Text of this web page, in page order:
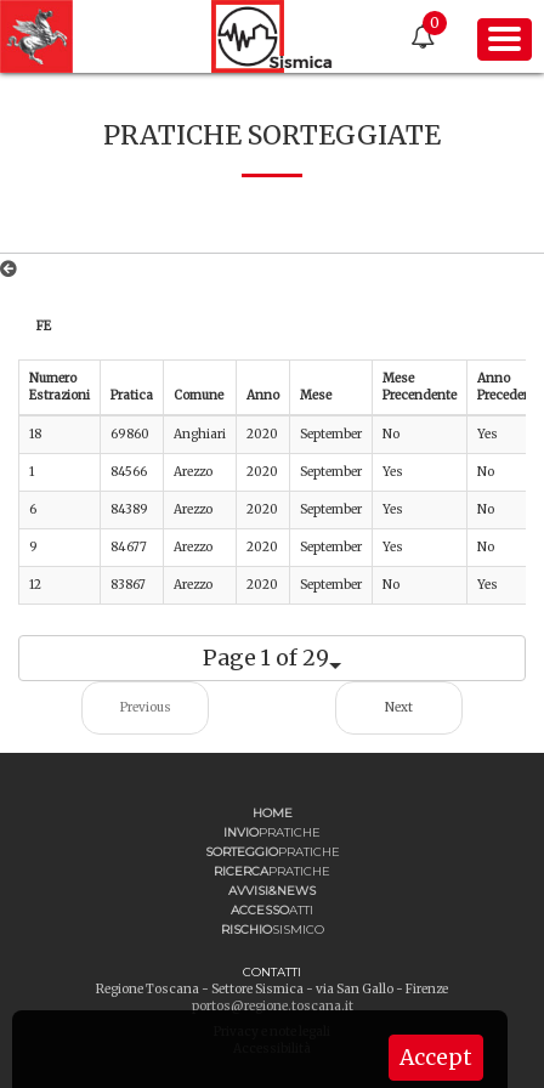
0
PRATICHE SORTEGGIATE
FE
Numero
Estrazioni
Pratica Comune Anno Mese
Mese
Precendente
Anno
Precedente
18 69860 Anghiari 2020 September No Yes
1 84566 Arezzo 2020 September Yes No
6 84389 Arezzo 2020 September Yes No
9 84677 Arezzo 2020 September Yes No
12 83867 Arezzo 2020 September No Yes
Page 1 of 29
Previous Next
Accept
HOME
INVIOPRATICHE
SORTEGGIOPRATICHE
RICERCAPRATICHE
AVVISI&NEWS
ACCESSOATTI
RISCHIOSISMICO
CONTATTI
Regione Toscana - Settore Sismica - via San Gallo - Firenze
portos@regione.toscana.it